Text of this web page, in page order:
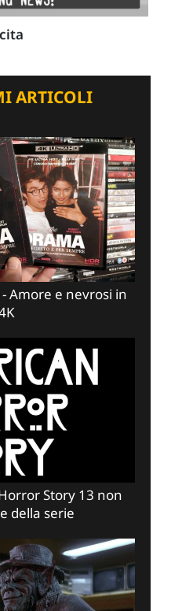
ARTICOLI
Amore e nevrosi in
Story 13 non
della serie